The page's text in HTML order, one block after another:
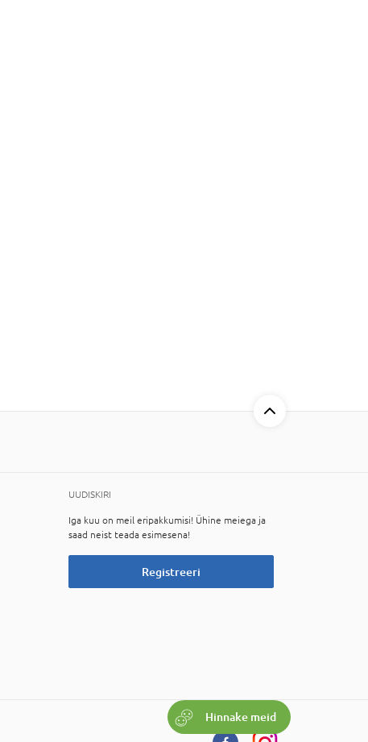
Hinnake meid
UUDISKIRI
Iga kuu on meil eripakkumisi! Ühine meiega ja
saad neist teada esimesena!
Registreeri